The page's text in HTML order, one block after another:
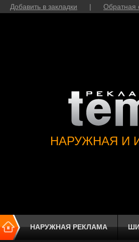
Добавить в закладки | Обратная
НАРУЖНАЯ И
НАРУЖНАЯ РЕКЛАМА